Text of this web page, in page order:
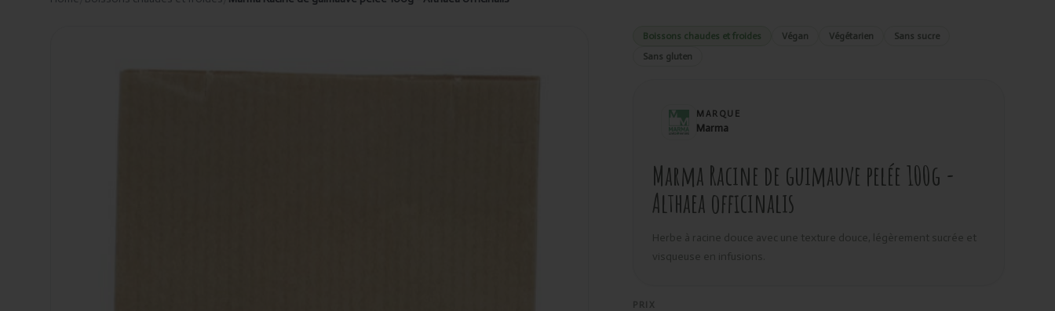
Boissons chaudes et froides Végan Végétarien
Sans sucre
Sans gluten
MARQUE
Marma
Marma Racine de guimauve pelée 100g -
Althaea officinalis
Herbe à racine douce avec une texture douce, légèrement sucrée et
visqueuse en infusions.
PRIX